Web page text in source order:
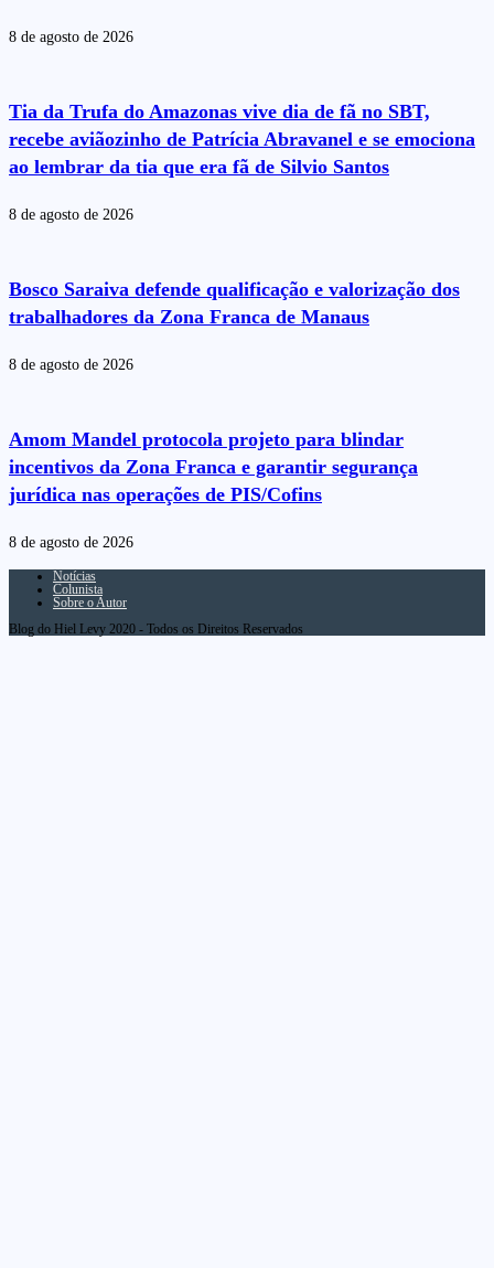
8 de agosto de 2026
Tia da Trufa do Amazonas vive dia de fã no SBT,
recebe aviãozinho de Patrícia Abravanel e se emociona
ao lembrar da tia que era fã de Silvio Santos
8 de agosto de 2026
Bosco Saraiva defende qualificação e valorização dos
trabalhadores da Zona Franca de Manaus
8 de agosto de 2026
Amom Mandel protocola projeto para blindar
incentivos da Zona Franca e garantir segurança
jurídica nas operações de PIS/Cofins
8 de agosto de 2026
Notícias
Colunista
Sobre o Autor
Blog do Hiel Levy 2020 - Todos os Direitos Reservados